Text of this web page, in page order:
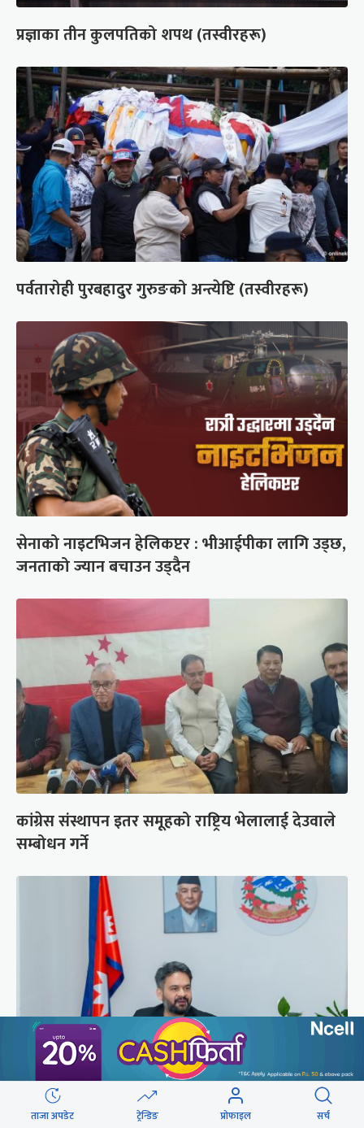
प्रज्ञाका तीन कुलपतिको शपथ (तस्वीरहरू)
पर्वतारोही पुरबहादुर गुरुङको अन्त्येष्टि (तस्वीरहरू)
सेनाको नाइटभिजन हेलिकप्टर : भीआईपीका लागि उड्छ,
जनताको ज्यान बचाउन उड्दैन
कांग्रेस संस्थापन इतर समूहको राष्ट्रिय भेलालाई देउवाले
सम्बोधन गर्ने
प्रधानमन्त्री बालेनले ल्याएको विधेयक संसदीय
समितिबाट जस्ताको तस्तै सदर
ताजा अपडेट ट्रेन्डिङ प्रोफाइल सर्च